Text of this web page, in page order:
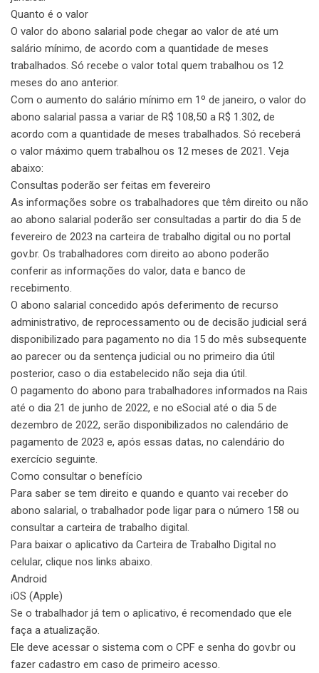
Quanto é o valor
O valor do abono salarial pode chegar ao valor de até um
salário mínimo, de acordo com a quantidade de meses
trabalhados. Só recebe o valor total quem trabalhou os 12
meses do ano anterior.
Com o aumento do salário mínimo em 1º de janeiro, o valor do
abono salarial passa a variar de R$ 108,50 a R$ 1.302, de
acordo com a quantidade de meses trabalhados. Só receberá
o valor máximo quem trabalhou os 12 meses de 2021. Veja
abaixo:
Consultas poderão ser feitas em fevereiro
As informações sobre os trabalhadores que têm direito ou não
ao abono salarial poderão ser consultadas a partir do dia 5 de
fevereiro de 2023 na carteira de trabalho digital ou no portal
gov.br. Os trabalhadores com direito ao abono poderão
conferir as informações do valor, data e banco de
recebimento.
O abono salarial concedido após deferimento de recurso
administrativo, de reprocessamento ou de decisão judicial será
disponibilizado para pagamento no dia 15 do mês subsequente
ao parecer ou da sentença judicial ou no primeiro dia útil
posterior, caso o dia estabelecido não seja dia útil.
O pagamento do abono para trabalhadores informados na Rais
até o dia 21 de junho de 2022, e no eSocial até o dia 5 de
dezembro de 2022, serão disponibilizados no calendário de
pagamento de 2023 e, após essas datas, no calendário do
exercício seguinte.
Como consultar o benefício
Para saber se tem direito e quando e quanto vai receber do
abono salarial, o trabalhador pode ligar para o número 158 ou
consultar a carteira de trabalho digital.
Para baixar o aplicativo da Carteira de Trabalho Digital no
celular, clique nos links abaixo.
Android
iOS (Apple)
Se o trabalhador já tem o aplicativo, é recomendado que ele
faça a atualização.
Ele deve acessar o sistema com o CPF e senha do gov.br ou
fazer cadastro em caso de primeiro acesso.